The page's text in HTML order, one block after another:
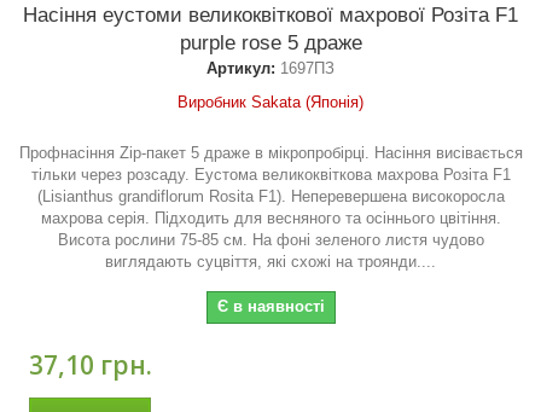
Насіння еустоми великоквіткової махрової Розіта F1
purple rose 5 драже
Артикул: 1697ПЗ
Виробник Sakata (Японія)
Профнасіння Zip-пакет 5 драже в мікропробірці. Насіння висівається
тільки через розсаду. Еустома великоквіткова махрова Розіта F1
(Lisianthus grandiflorum Rosita F1). Неперевершена високоросла
махрова серія. Підходить для весняного та осіннього цвітіння.
Висота рослини 75-85 см. На фоні зеленого листя чудово
виглядають суцвіття, які схожі на троянди....
Є в наявності
37,10 грн.